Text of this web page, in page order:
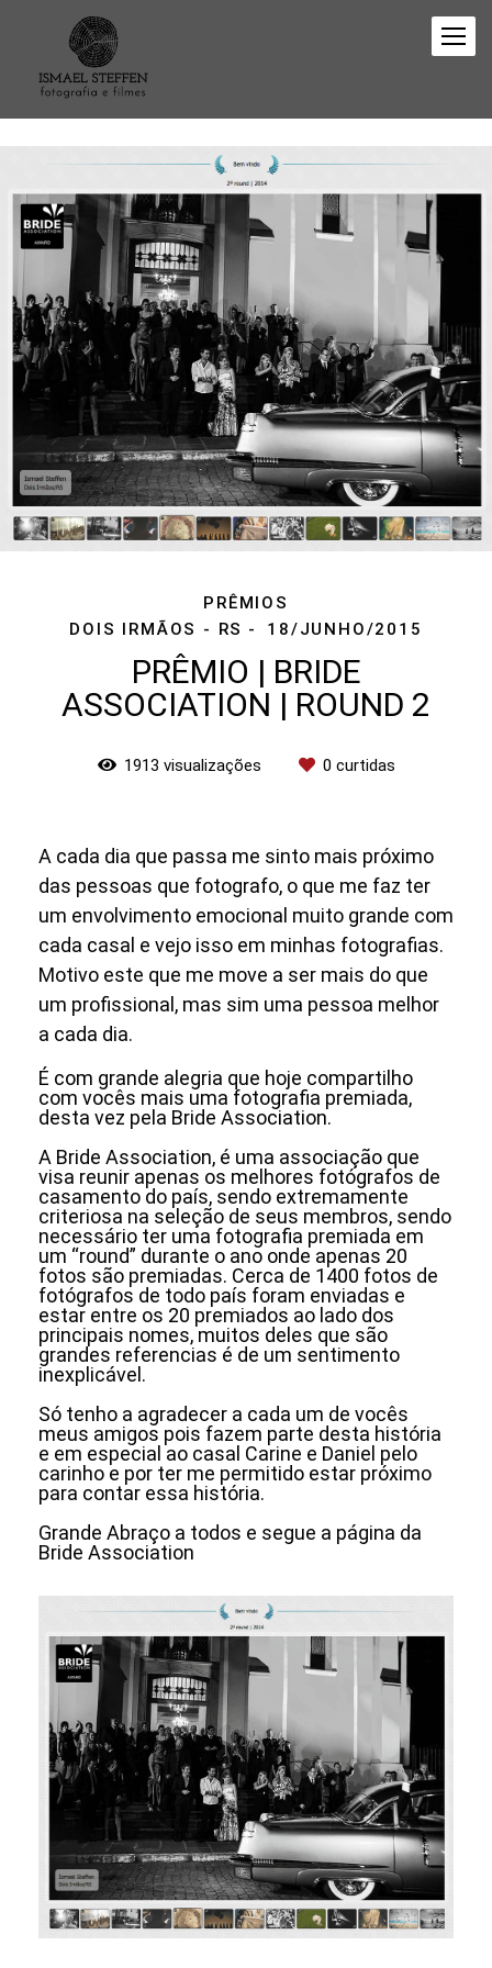
PRÊMIOS
DOIS IRMÃOS - RS
18/JUNHO/2015
PRÊMIO | BRIDE
ASSOCIATION | ROUND 2
1913 visualizações 0 curtidas
A cada dia que passa me sinto mais próximo
das pessoas que fotografo, o que me faz ter
um envolvimento emocional muito grande com
cada casal e vejo isso em minhas fotografias.
Motivo este que me move a ser mais do que
um profissional, mas sim uma pessoa melhor
a cada dia.
É com grande alegria que hoje compartilho
com vocês mais uma fotografia premiada,
desta vez pela Bride Association.
A Bride Association, é uma associação que
visa reunir apenas os melhores fotógrafos de
casamento do país, sendo extremamente
criteriosa na seleção de seus membros, sendo
necessário ter uma fotografia premiada em
um “round” durante o ano onde apenas 20
fotos são premiadas. Cerca de 1400 fotos de
fotógrafos de todo país foram enviadas e
estar entre os 20 premiados ao lado dos
principais nomes, muitos deles que são
grandes referencias é de um sentimento
inexplicável.
Só tenho a agradecer a cada um de vocês
meus amigos pois fazem parte desta história
e em especial ao casal Carine e Daniel pelo
carinho e por ter me permitido estar próximo
para contar essa história.
Grande Abraço a todos e segue a página da
Bride Association